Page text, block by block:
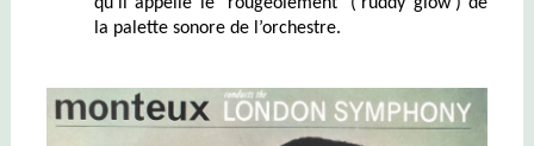
la palette sonore de l’orchestre.